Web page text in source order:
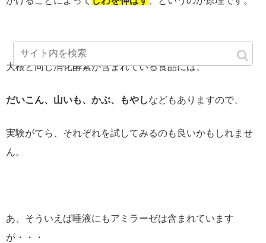
大根と同じ消化酵素が含まれている食品には、
だいこん、山いも、かぶ、もやしなどもありますので、
実験がてら、それぞれを試してみるのも良いかもしれませ
ん。
あ、そういえば唾液にもアミラーゼは含まれています
が・・・